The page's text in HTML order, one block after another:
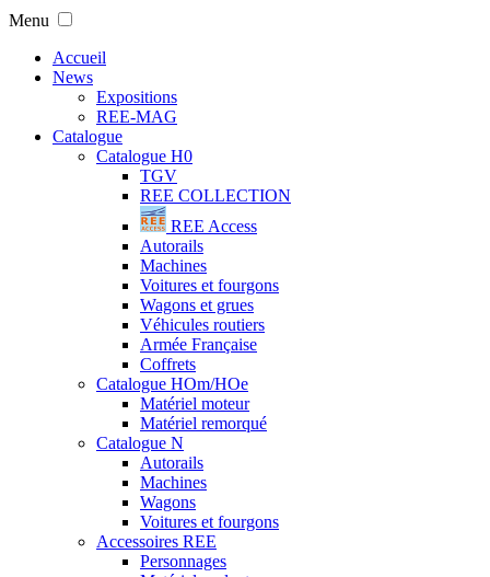
Menu
Accueil
News
Expositions
REE-MAG
Catalogue
Catalogue H0
TGV
REE COLLECTION
REE Access
Autorails
Machines
Voitures et fourgons
Wagons et grues
Véhicules routiers
Armée Française
Coffrets
Catalogue HOm/HOe
Matériel moteur
Matériel remorqué
Catalogue N
Autorails
Machines
Wagons
Voitures et fourgons
Accessoires REE
Personnages